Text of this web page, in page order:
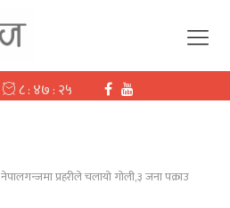
नेपालगन्जमा प्रहरीले चलायो गोली,३ जना पक्राउ